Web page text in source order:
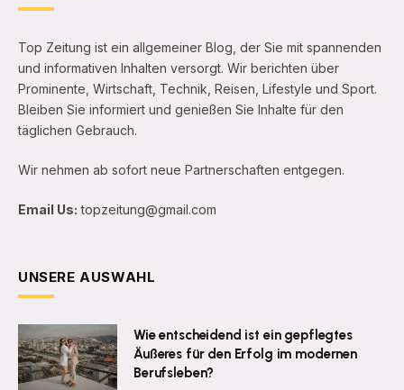
Top Zeitung ist ein allgemeiner Blog, der Sie mit spannenden
und informativen Inhalten versorgt. Wir berichten über
Prominente, Wirtschaft, Technik, Reisen, Lifestyle und Sport.
Bleiben Sie informiert und genießen Sie Inhalte für den
täglichen Gebrauch.
Wir nehmen ab sofort neue Partnerschaften entgegen.
Email Us: topzeitung@gmail.com
UNSERE AUSWAHL
Wie entscheidend ist ein gepflegtes
Äußeres für den Erfolg im modernen
Berufsleben?